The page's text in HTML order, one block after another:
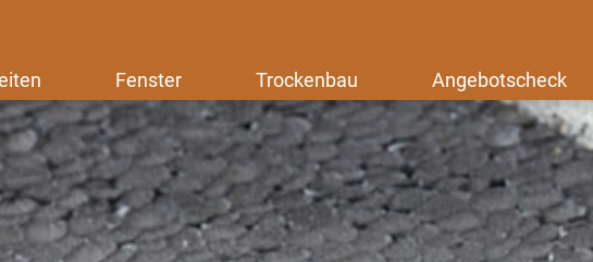
Fenster Trockenbau Angebotscheck